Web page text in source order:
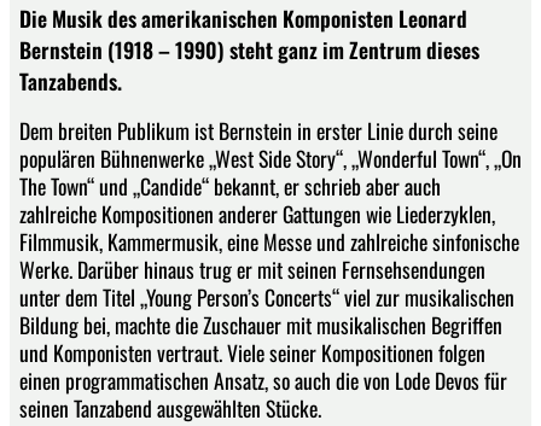
Die Musik des amerikanischen Komponisten Leonard
Bernstein (1918 – 1990) steht ganz im Zentrum dieses
Tanzabends.
Dem breiten Publikum ist Bernstein in erster Linie durch seine
populären Bühnenwerke „West Side Story“, „Wonderful Town“, „On
The Town“ und „Candide“ bekannt, er schrieb aber auch
zahlreiche Kompositionen anderer Gattungen wie Liederzyklen,
Filmmusik, Kammermusik, eine Messe und zahlreiche sinfonische
Werke. Darüber hinaus trug er mit seinen Fernsehsendungen
unter dem Titel „Young Person’s Concerts“ viel zur musikalischen
Bildung bei, machte die Zuschauer mit musikalischen Begriffen
und Komponisten vertraut. Viele seiner Kompositionen folgen
einen programmatischen Ansatz, so auch die von Lode Devos für
seinen Tanzabend ausgewählten Stücke.